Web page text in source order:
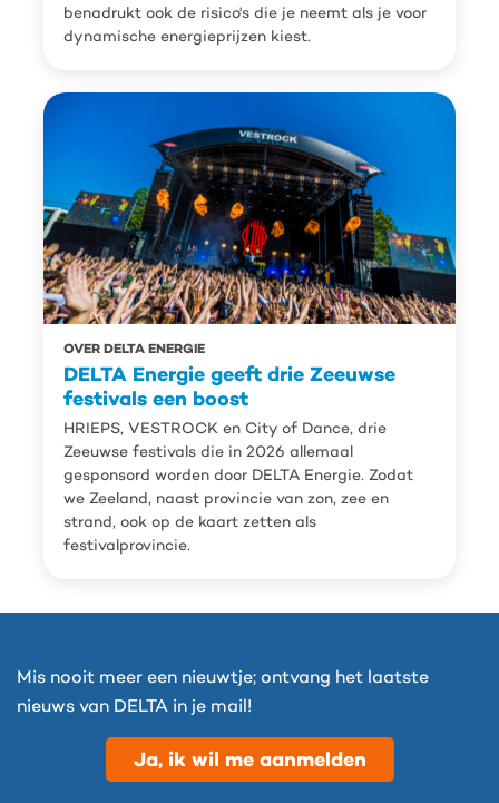
benadrukt ook de risico's die je neemt als je voor
dynamische energieprijzen kiest.
OVER DELTA ENERGIE
DELTA Energie geeft drie Zeeuwse
festivals een boost
HRIEPS, VESTROCK en City of Dance, drie
Zeeuwse festivals die in 2026 allemaal
gesponsord worden door DELTA Energie. Zodat
we Zeeland, naast provincie van zon, zee en
strand, ook op de kaart zetten als
festivalprovincie.
Mis nooit meer een nieuwtje; ontvang het laatste
nieuws van DELTA in je mail!
Ja, ik wil me aanmelden